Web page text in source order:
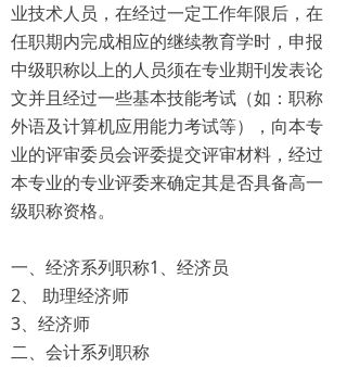
业技术人员，在经过一定工作年限后，在
任职期内完成相应的继续教育学时，申报
中级职称以上的人员须在专业期刊发表论
文并且经过一些基本技能考试（如：职称
外语及计算机应用能力考试等），向本专
业的评审委员会评委提交评审材料，经过
本专业的专业评委来确定其是否具备高一
级职称资格。
一、经济系列职称1、经济员
2、 助理经济师
3、经济师
二、会计系列职称